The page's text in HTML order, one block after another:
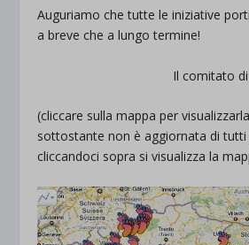
Auguriamo che tutte le iniziative
a breve che a lungo termine!
Il comitato
(cliccare sulla mappa per
sottostante non è aggiornata di
cliccandoci sopra si visualizza la